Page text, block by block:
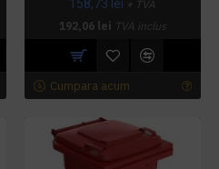
158,73 lei + TVA
192,06 lei TVA inclus
Cumpara acum